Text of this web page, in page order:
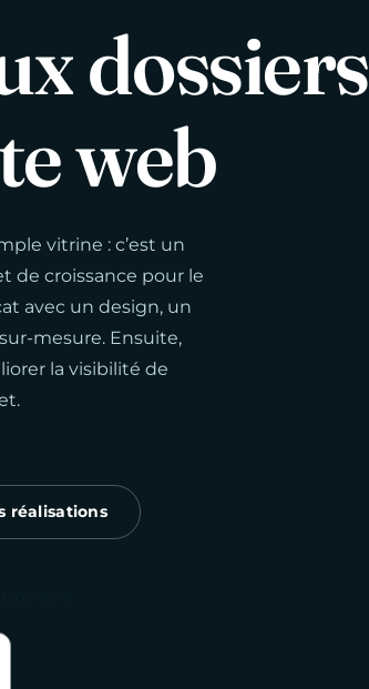
dossiers
web
vitrine : c’est un
de croissance pour le
avec un design, un
mesure. Ensuite,
la visibilité de
réalisations